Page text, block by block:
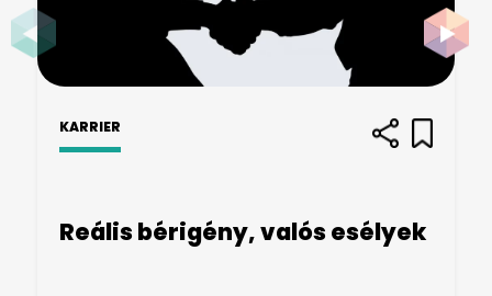
KARRIER
Reális bérigény, valós esélyek